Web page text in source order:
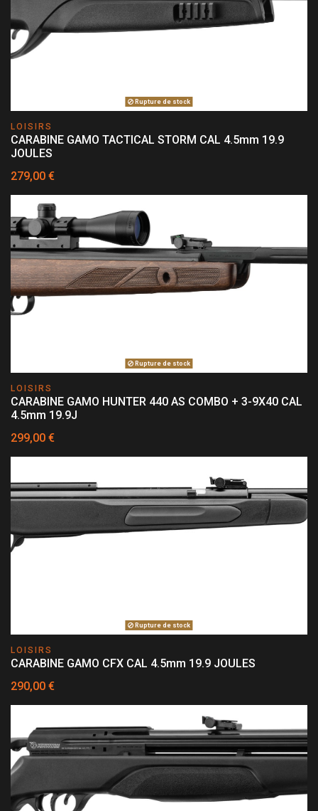
Rupture de stock
LOISIRS
CARABINE GAMO TACTICAL STORM CAL 4.5mm 19.9
JOULES
279,00 €
Rupture de stock
LOISIRS
CARABINE GAMO HUNTER 440 AS COMBO + 3-9X40 CAL
4.5mm 19.9J
299,00 €
Rupture de stock
LOISIRS
CARABINE GAMO CFX CAL 4.5mm 19.9 JOULES
290,00 €